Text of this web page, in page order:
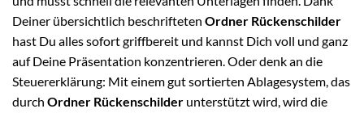
Deiner übersichtlich beschrifteten Ordner Rückenschilder
hast Du alles sofort griffbereit und kannst Dich voll und ganz
auf Deine Präsentation konzentrieren. Oder denk an die
Steuererklärung: Mit einem gut sortierten Ablagesystem, das
durch Ordner Rückenschilder unterstützt wird, wird die